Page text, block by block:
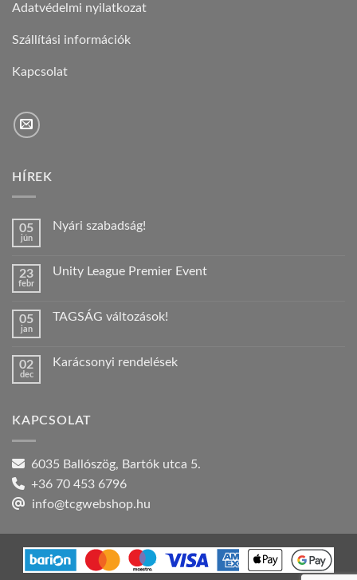
Adatvédelmi nyilatkozat
Szállítási információk
Kapcsolat
HÍREK
05
jún
Nyári szabadság!
Nyári
23
febr
Unity League Premier Event
Unity
bejegyzéshez
05
jan
TAGSÁG változások!
TAGSÁG
02
dec
Karácsonyi rendelések
rendelések
KAPCSOLAT
6035 Ballószög, Bartók utca 5.
+36 70 453 6796
info@tcgwebshop.hu